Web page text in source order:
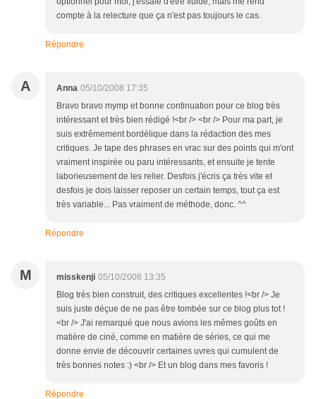
compte à la relecture que ça n'est pas toujours le cas.
Répondre
A Anna 05/10/2008 17:35
Bravo bravo mymp et bonne continuation pour ce blog très
intéressant et très bien rédigé !<br /> <br /> Pour ma part, je
suis extrêmement bordélique dans la rédaction des mes
critiques. Je tape des phrases en vrac sur des points qui m'ont
vraiment inspirée ou paru intéressants, et ensuite je tente
laborieusement de les relier. Desfois j'écris ça très vite et
desfois je dois laisser reposer un certain temps, tout ça est
très variable... Pas vraiment de méthode, donc. ^^
Répondre
M misskenji 05/10/2008 13:35
Blog très bien construit, des critiques excellentes !<br /> Je
suis juste déçue de ne pas être tombée sur ce blog plus tot !
<br /> J'ai remarqué que nous avions les mêmes goûts en
matière de ciné, comme en matière de séries, ce qui me
donne envie de découvrir certaines uvres qui cumulent de
très bonnes notes :) <br /> Et un blog dans mes favoris !
Répondre